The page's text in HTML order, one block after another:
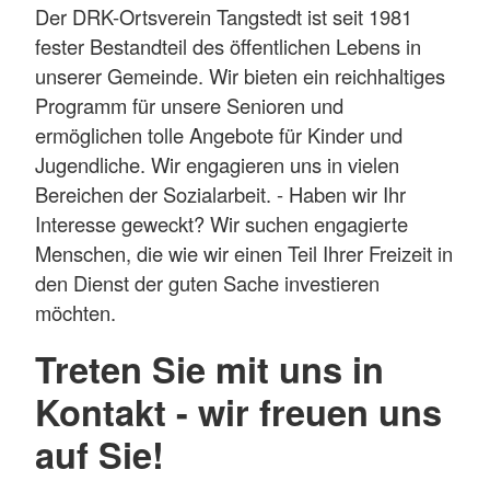
Der DRK-Ortsverein Tangstedt ist seit 1981
fester Bestandteil des öffentlichen Lebens in
unserer Gemeinde. Wir bieten ein reichhaltiges
Programm für unsere Senioren und
ermöglichen tolle Angebote für Kinder und
Jugendliche. Wir engagieren uns in vielen
Bereichen der Sozialarbeit. - Haben wir Ihr
Interesse geweckt? Wir suchen engagierte
Menschen, die wie wir einen Teil Ihrer Freizeit in
den Dienst der guten Sache investieren
möchten.
Treten Sie mit uns in
Kontakt - wir freuen uns
auf Sie!